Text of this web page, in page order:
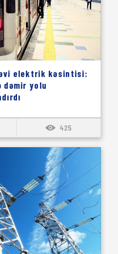
elektrik kəsintisi:
yolu
425